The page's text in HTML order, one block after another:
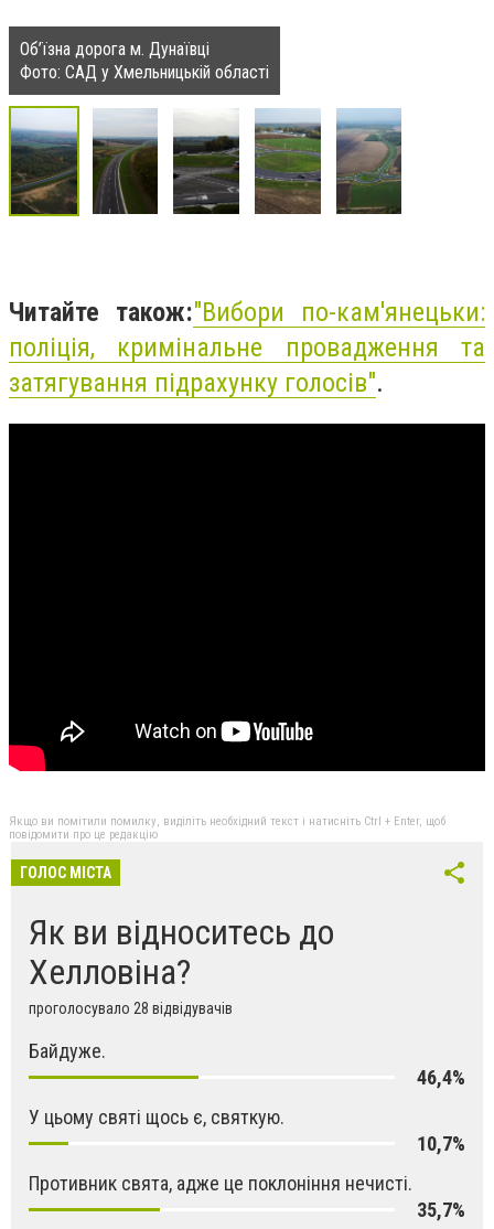
Об’їзна дорога м. Дунаївці
Фото: САД у Хмельницькій області
Читайте також:"Вибори по-кам'янецьки:
поліція, кримінальне провадження та
затягування підрахунку голосів".
Якщо ви помітили помилку, виділіть необхідний текст і натисніть Ctrl + Enter, щоб
повідомити про це редакцію
ГОЛОС МІСТА
Як ви відноситесь до
Хелловіна?
проголосувало 28 відвідувачів
Байдуже.
46,4%
У цьому святі щось є, святкую.
10,7%
Противник свята, адже це поклоніння нечисті.
35,7%